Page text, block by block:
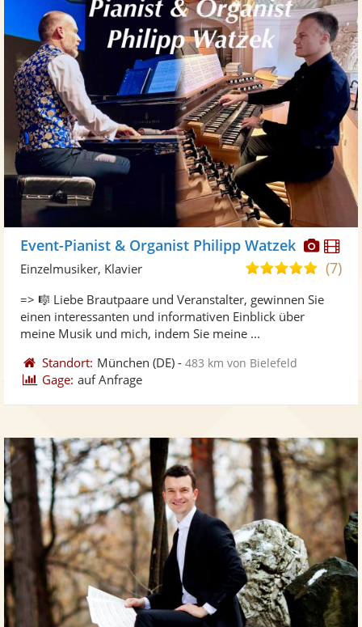
Fotos
Event-Pianist & Organist Philipp Watzek
5,0
5
(7)
Einzelmusiker, Klavier
=> 🎼 Liebe Brautpaare und Veranstalter, gewinnen Sie
einen interessanten und informativen Einblick über
meine Musik und mich, indem Sie meine ...
Standort: München (DE) -483 km von Bielefeld
Gage: auf Anfrage